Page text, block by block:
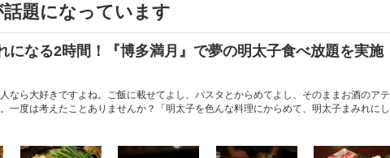
題になっています
になる2時間！『博多満月』で夢の明太子食べ放題を実施
なら大好きですよね。ご飯に載せてよし、パスタとからめてよし、そのままお酒のアテ
一度は考えたことありませんか？「明太子を色んな料理にからめて、明太子まみれにし